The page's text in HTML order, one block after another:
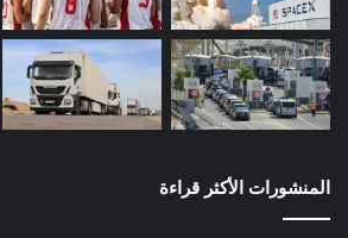
المنشورات الأكثر قراءة